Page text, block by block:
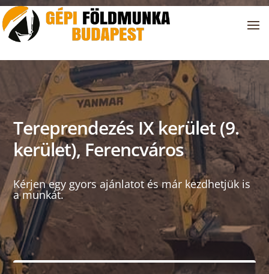
Tereprendezés IX kerület (9.
kerület), Ferencváros
Kérjen egy gyors ajánlatot és már kezdhetjük is
a munkát.